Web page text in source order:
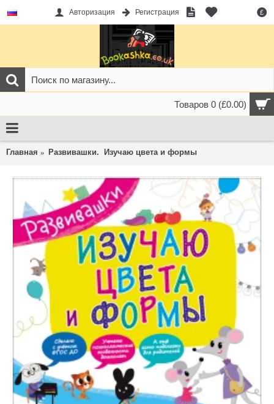
£
Авторизация Регистрация
Товаров 0 (£0.00)
Главная Развивашки. Изучаю цвета и формы